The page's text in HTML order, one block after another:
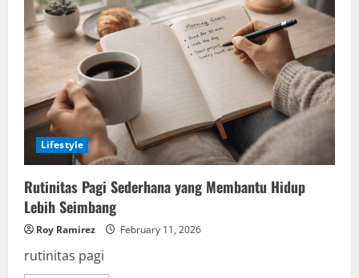
Lifestyle
Rutinitas Pagi Sederhana yang Membantu Hidup
Lebih Seimbang
Roy Ramirez February 11, 2026
rutinitas pagi